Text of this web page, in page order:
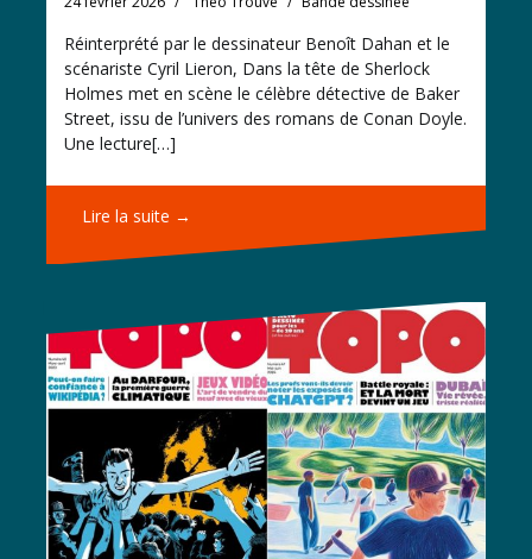
Réinterprété par le dessinateur Benoît Dahan et le
scénariste Cyril Lieron, Dans la tête de Sherlock
Holmes met en scène le célèbre détective de Baker
Street, issu de l’univers des romans de Conan Doyle.
Une lecture[…]
Lire la suite →